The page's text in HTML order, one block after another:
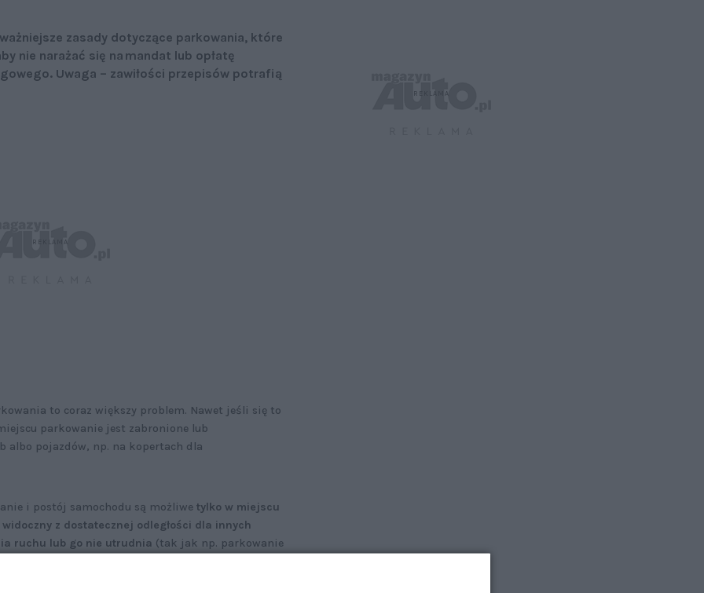
zasady dotyczące parkowania, które
nie narażać się na mandat lub opłatę
Uwaga – zawiłości przepisów potrafią
to coraz większy problem. Nawet jeśli się to
parkowanie jest zabronione lub
albo pojazdów, np. na kopertach dla
i postój samochodu są możliwe tylko w miejscu
z dostatecznej odległości dla innych
ruchu lub go nie utrudnia (tak jak np. parkowanie
lub parkingu). Dodatkowo, jeśli kierowca
ustawić jak najbliżej krawędzi jezdni oraz